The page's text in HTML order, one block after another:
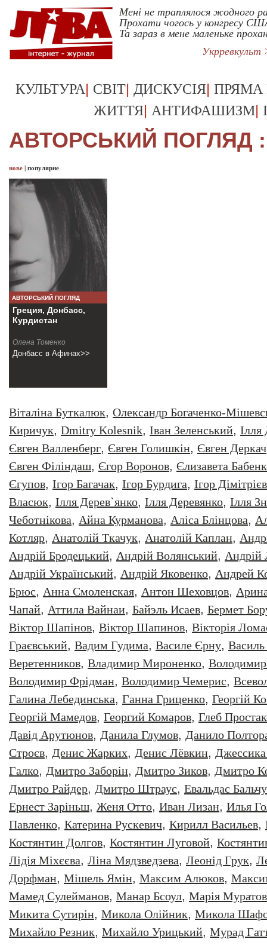
Мені не траплялося жодного
Прохати чогось у конгресу
Та зараз в мене маленьке
Укрревкульт
КУЛЬТУРА| СВІТ| ДИСКУСІЯ| ПРЯМА
ЖИТТЯ| АНТИФАШИЗМ|
АВТОРСЬКИЙ ПОГЛЯД
нове | популярне
АВТОРСЬКИЙ ПОГЛЯД
Греция, Донбасс,
Курдистан
Олена Томенко
Донбасс в Афинах>>
Віталіна Буткалюк, Олександр Богаченко-
Киричук, Dmitry Kolesnik, Iван Зеленський, Iлля
Євген Валленберг, Євген Голишкін, Євген Деркач
Євген Філіндаш, Єгор Воронов, Єлизавета
Єгупов, Ігор Багачак, Ігор Бурдига, Ігор Дімітрієв
Власюк, Ілля Дерев`янко, Ілля Деревянко, Ілля
Чеботнікова, Айна Курманова, Аліса Блінцова,
Котляр, Анатолiй Ткачук, Анатолій Каплан,
Андрій Бродецький, Андрій Волянський, Андрій
Андрій Український, Андрій Яковенко, Андрей
Брюс, Анна Смоленская, Антон Шеховцов,
Чапай, Аттила Вайнаи, Байэль Исаев, Бермет
Віктор Шапінов, Віктор Шапинов, Вікторія
Граєвський, Вадим Гудима, Василе Єрну,
Веретенников, Владимир Мироненко,
Володимир Фрідман, Володимир Чемерис,
Галина Лебединська, Ганна Гриценко, Георгiй
Георгій Мамедов, Георгий Комаров, Глеб
Давiд Арутюнов, Данила Глумов, Данило
Строєв, Денис Жарких, Денис Лёвкин,
Галко, Дмитро Заборiн, Дмитро Зиков, Дмитро
Дмитро Райдер, Дмитро Штраус, Евальдас
Ернест Заріньш, Женя Отто, Иван Лизан, Илья
Павленко, Катерина Рускевич, Кирилл Васильев,
Костянтин Долгов, Костянтин Луговой,
Лідія Міхєєва, Ліна Мядзведзева, Леонiд Грук,
Дорфман, Мішель Ямін, Максим Алюков,
Мамед Сулейманов, Манар Бсоул, Марія
Микита Сутирін, Микола Олійник, Микола
Михайло Резник, Михайло Урицький, Мурад